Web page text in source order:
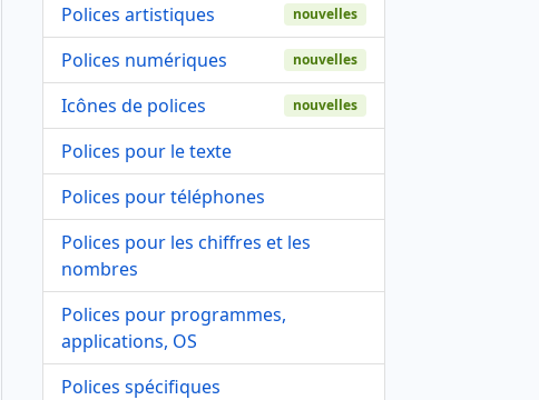
Polices artistiques
nouvelles
Polices numériques nouvelles
Icônes de polices nouvelles
Polices pour le texte
Polices pour téléphones
Polices pour les chiffres et les
nombres
Polices pour programmes,
applications, OS
Polices spécifiques